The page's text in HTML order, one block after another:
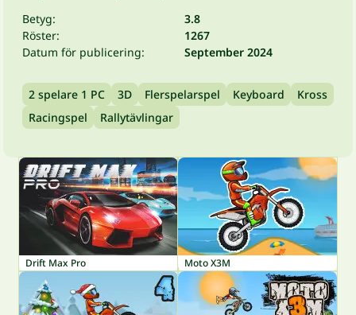
Betyg:
3.8
Röster:
1267
Datum för publicering:
September 2024
2 spelare 1 PC 3D Flerspelarspel Keyboard
Kross
Racingspel
Rallytävlingar
Drift Max Pro Moto X3M